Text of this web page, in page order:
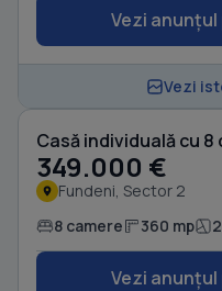
Vezi anunțul
Vezi
349.000 €
Fundeni, Sector 2
8 camere 360 mp
Vezi anunțul